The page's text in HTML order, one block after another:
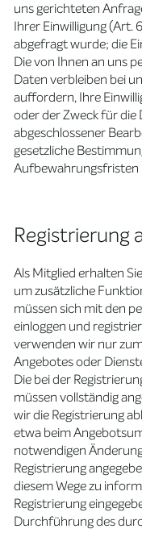
uns gerichteten
Ihrer Einwilligung (Art.
abgefragt wurde; die
Die von Ihnen an uns
Daten verbleiben bei
auffordern, Ihre
oder der Zweck für die
abgeschlossener
gesetzliche
Registrierung
Als Mitglied erhalten
um zusätzliche
müssen sich mit den
einloggen und
verwenden wir nur
Angebotes oder
Die bei der
müssen vollständig
wir die Registrierung
etwa beim
notwendigen
Registrierung
diesem Wege zu
Registrierung
Durchführung des